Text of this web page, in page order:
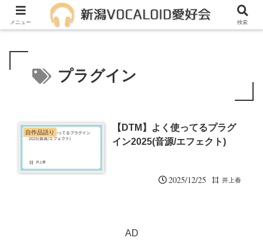
メンバー募集中！一緒に活動しませんか？
プラグイン
自作品語り
【DTM】よく使ってるプラグ
イン2025(音源/エフェクト)
2025/12/25 井上春
AD
メニュー 検索